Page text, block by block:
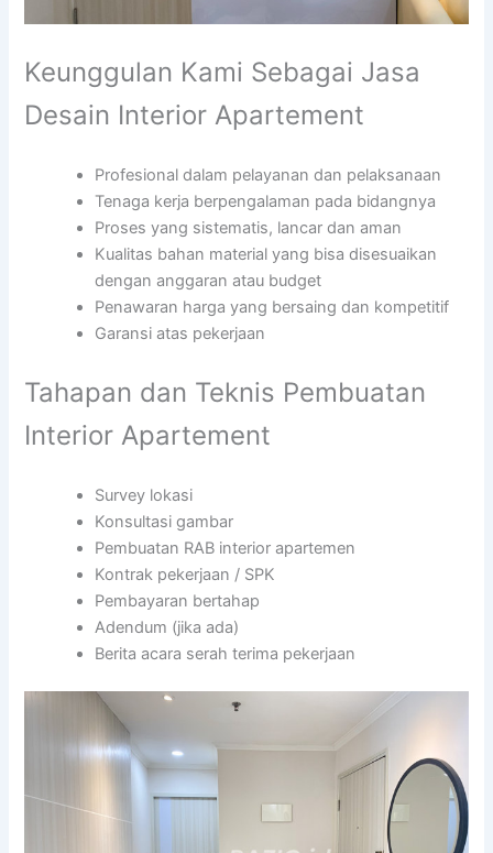
Keunggulan Kami Sebagai Jasa
Desain Interior Apartement
Profesional dalam pelayanan dan pelaksanaan
Tenaga kerja berpengalaman pada bidangnya
Proses yang sistematis, lancar dan aman
Kualitas bahan material yang bisa disesuaikan
dengan anggaran atau budget
Penawaran harga yang bersaing dan kompetitif
Garansi atas pekerjaan
Tahapan dan Teknis Pembuatan
Interior Apartement
Survey lokasi
Konsultasi gambar
Pembuatan RAB interior apartemen
Kontrak pekerjaan / SPK
Pembayaran bertahap
Adendum (jika ada)
Berita acara serah terima pekerjaan